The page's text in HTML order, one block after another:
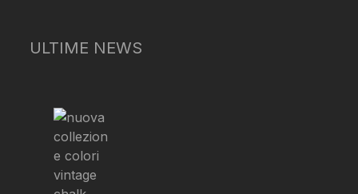
ULTIME NEWS